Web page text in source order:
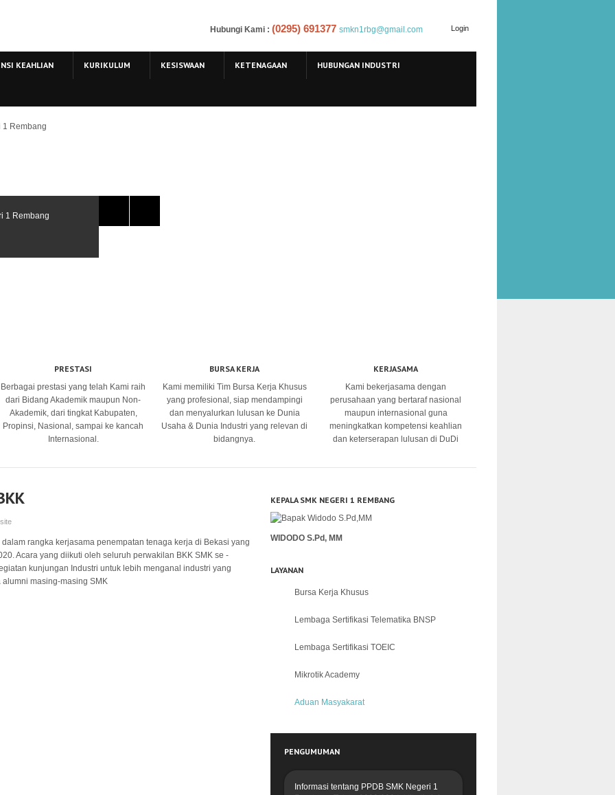
Login
Hubungi Kami : (0295) 691377 smkn1rbg@gmail.com
KEAHLIAN KURIKULUM KESISWAAN KETENAGAAN HUBUNGAN INDUSTRI
1 Rembang
PRESTASI
Berbagai prestasi yang telah Kami raih
dari Bidang Akademik maupun Non-
Akademik, dari tingkat Kabupaten,
Propinsi, Nasional, sampai ke kancah
Internasional.
BURSA KERJA
Kami memiliki Tim Bursa Kerja Khusus
yang profesional, siap mendampingi
dan menyalurkan lulusan ke Dunia
Usaha & Dunia Industri yang relevan di
bidangnya.
KERJASAMA
Kami bekerjasama dengan
perusahaan yang bertaraf nasional
maupun internasional guna
meningkatkan kompetensi keahlian
dan keterserapan lulusan di DuDi
rangka kerjasama penempatan tenaga kerja di Bekasi yang
Acara yang diikuti oleh seluruh perwakilan BKK SMK se -
kunjungan Industri untuk lebih menganal industri yang
masing-masing SMK
KEPALA SMK NEGERI 1 REMBANG
WIDODO S.Pd, MM
LAYANAN
Bursa Kerja Khusus
Lembaga Sertifikasi Telematika BNSP
Lembaga Sertifikasi TOEIC
Mikrotik Academy
Aduan Masyakarat
PENGUMUMAN
Informasi tentang PPDB SMK Negeri 1